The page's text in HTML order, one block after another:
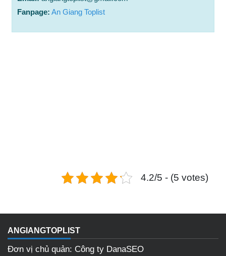
Fanpage: An Giang Toplist
4.2/5 - (5 votes)
ANGIANGTOPLIST
Đơn vị chủ quản: Công ty DanaSEO